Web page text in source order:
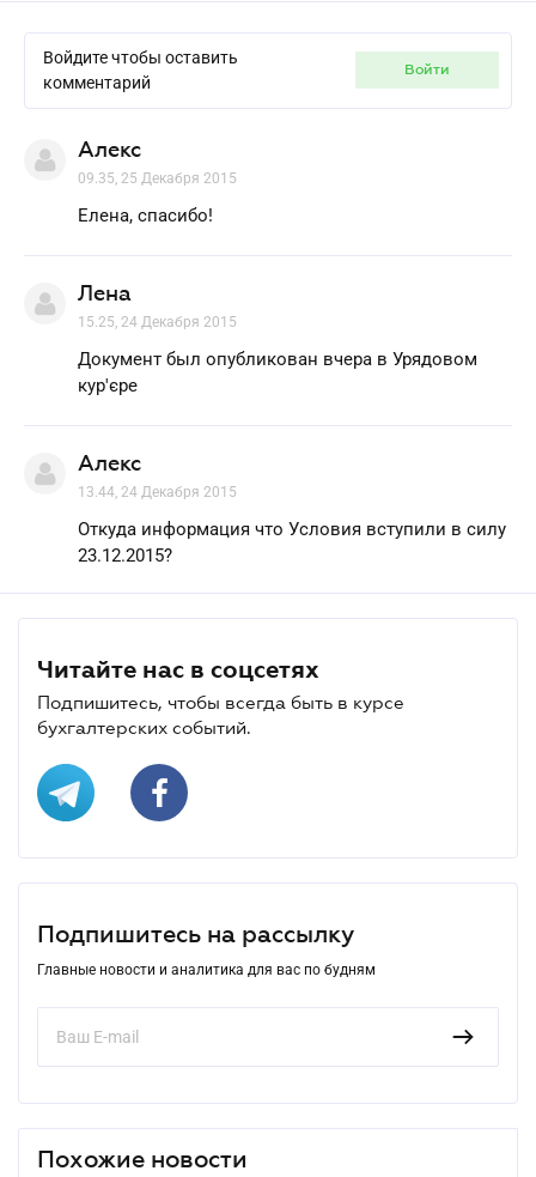
Войдите чтобы оставить
комментарий
войти
Алекс
09.35, 25 Декабря 2015
Елена, спасибо!
Лена
15.25, 24 Декабря 2015
Документ был опубликован вчера в Урядовом
кур'єре
Алекс
13.44, 24 Декабря 2015
Откуда информация что Условия вступили в силу
23.12.2015?
Читайте нас в соцсетях
Подпишитесь, чтобы всегда быть в курсе
бухгалтерских событий.
Подпишитесь на рассылку
Главные новости и аналитика для вас по будням
Похожие новости